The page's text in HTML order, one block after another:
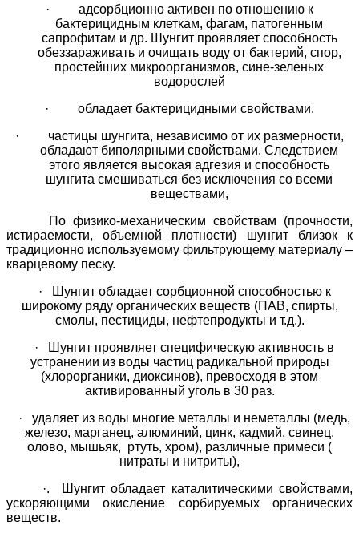
·
адсорбционно активен по отношению к
бактерицидным клеткам, фагам, патогенным
сапрофитам и др. Шунгит проявляет способность
обеззараживать и очищать воду от бактерий, спор,
простейших микроорганизмов, сине-зеленых
водорослей
·
обладает бактерицидными свойствами.
·
частицы шунгита, независимо от их размерности,
обладают биполярными свойствами. Следствием
этого является высокая адгезия и способность
шунгита смешиваться без исключения со всеми
веществами,
По физико-механическим свойствам (прочности,
истираемости, объемной плотности) шунгит близок к
традиционно используемому фильтрующему материалу –
кварцевому песку.
· Шунгит обладает сорбционной способностью к
широкому ряду органических веществ (ПАВ, спирты,
смолы, пестициды, нефтепродукты и т.д.).
· Шунгит проявляет специфическую активность в
устранении из воды частиц радикальной природы
(хлорорганики, диоксинов), превосходя в этом
активированный уголь в 30 раз.
· удаляет из воды многие металлы и неметаллы (медь,
железо, марганец, алюминий, цинк, кадмий, свинец,
олово, мышьяк, ртуть, хром), различные примеси (
нитраты и нитриты),
·. Шунгит обладает каталитическими свойствами,
ускоряющими окисление сорбируемых органических
веществ.